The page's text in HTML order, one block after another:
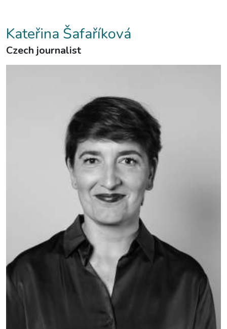
Kateřina Šafaříková
Czech journalist